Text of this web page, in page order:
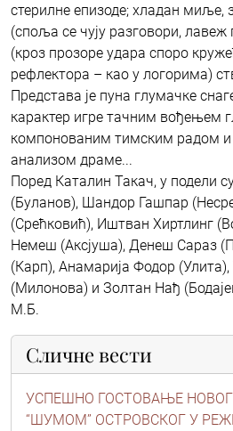
стерилне епизоде; хладан миље,
(споља се чују разговори,
(кроз прозоре удара споро
рефлектора – као у логорима)
Представа је пуна глумачке
карактер игре тачним вођењем
компонованим тимским радом и
анализом драме...
Поред Каталин Такач, у подели
(Буланов), Шандор Гашпар
(Срећковић), Иштван Хиртлинг
Немеш (Аксјуша), Денеш Сараз
(Карп), Анамарија Фодор
(Милонова) и Золтан Нађ
М.Б.
Сличне вести
УСПЕШНО ГОСТОВАЊЕ НОВОГ
“ШУМОМ” ОСТРОВСКОГ У